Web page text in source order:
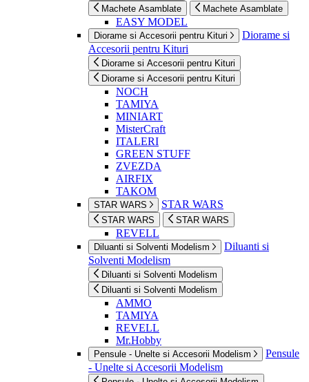
Machete Asamblate Machete Asamblate
EASY MODEL
Diorame si Accesorii pentru Kituri
Diorame si
Accesorii pentru Kituri
Diorame si Accesorii pentru Kituri
Diorame si Accesorii pentru Kituri
NOCH
TAMIYA
MINIART
MisterCraft
ITALERI
GREEN STUFF
ZVEZDA
AIRFIX
TAKOM
STAR WARS STAR WARS
STAR WARS STAR WARS
REVELL
Diluanti si Solventi Modelism
Diluanti si
Solventi Modelism
Diluanti si Solventi Modelism
Diluanti si Solventi Modelism
AMMO
TAMIYA
REVELL
Mr.Hobby
Pensule - Unelte si Accesorii Modelism
Pensule
- Unelte si Accesorii Modelism